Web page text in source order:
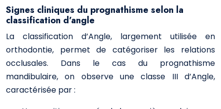
Signes cliniques du prognathisme selon la
classification d’angle
La classification d’Angle, largement utilisée en
orthodontie, permet de catégoriser les relations
occlusales. Dans le cas du prognathisme
mandibulaire, on observe une classe III d’Angle,
caractérisée par :